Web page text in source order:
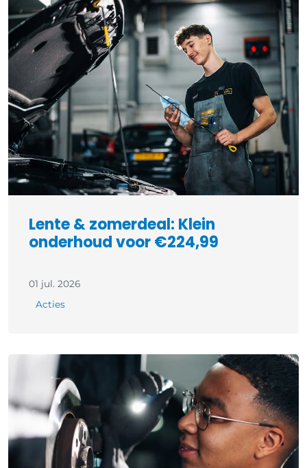
Lente & zomerdeal: Klein
onderhoud voor €224,99
01 jul. 2026
Acties